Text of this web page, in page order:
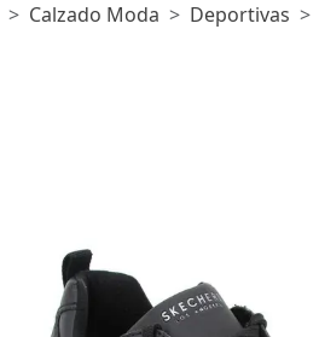
Calzado Moda Deportivas